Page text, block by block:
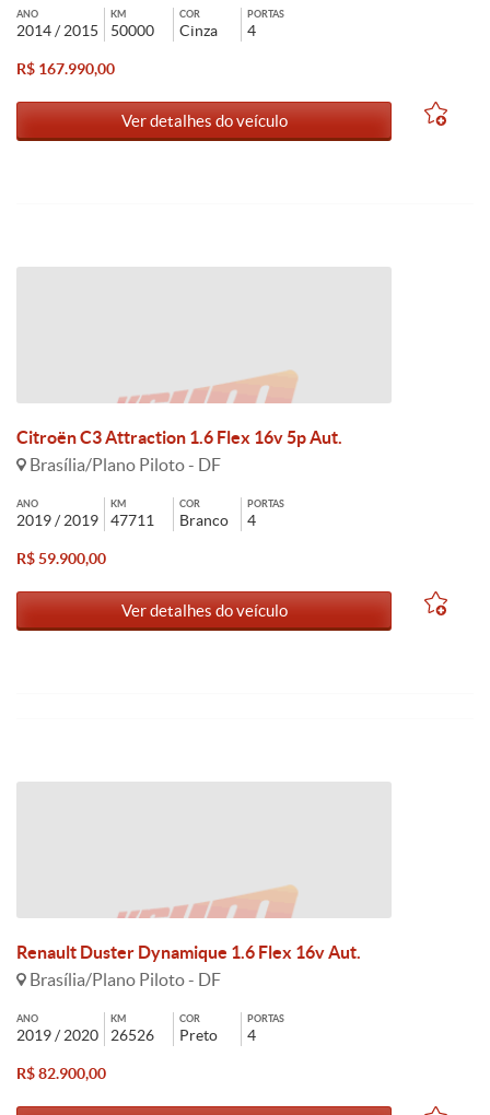
ANO
2014 / 2015
KM
50000
COR
Cinza
PORTAS
4
R$ 167.990,00
Ver detalhes do veículo
Citroën C3 Attraction 1.6 Flex 16v 5p Aut.
Brasília/Plano Piloto - DF
ANO
2019 / 2019
KM
47711
COR
Branco
PORTAS
4
R$ 59.900,00
Ver detalhes do veículo
Renault Duster Dynamique 1.6 Flex 16v Aut.
Brasília/Plano Piloto - DF
ANO
2019 / 2020
KM
26526
COR
Preto
PORTAS
4
R$ 82.900,00